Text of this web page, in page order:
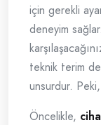
için gerekli
deneyim
teknik terim
unsurdur.
Öncelikle,